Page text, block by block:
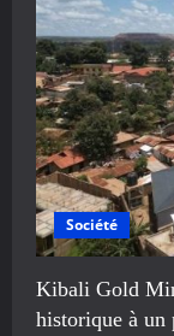
Société
Kibali Gold
historique à un